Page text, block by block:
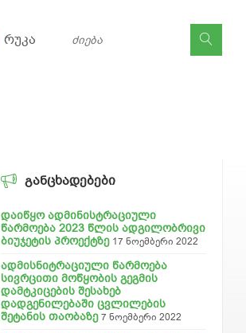
ᲠᲣᲙᲐ
ᲒᲐᲜᲪᲮᲐᲓᲔᲑᲔᲑᲘ
დაიწყო ადმინისტრაციული
წარმოება 2023 წლის ადგილობრივი
ბიუჯეტის პროექტზე 17 ნოემბერი 2022
ადმისნიტრაციული წარმოება
სივრცითი მოწყობის გეგმის
დამტკიცების შესახებ
დადგენილებაში ცვლილების
შეტანის თაობაზე 7 ნოემბერი 2022